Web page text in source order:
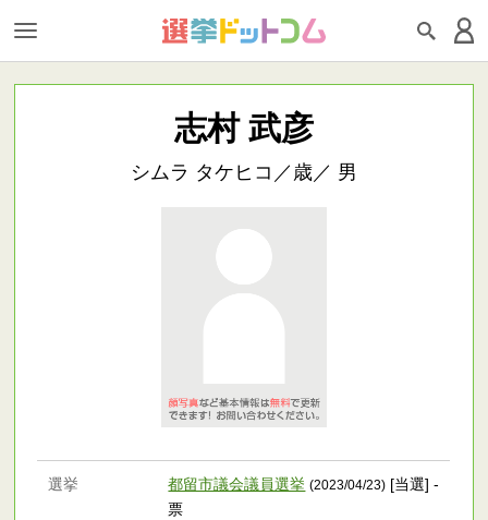
志村 武彦
シムラ タケヒコ／歳／ 男
選挙 都留市議会議員選挙 (2023/04/23) [当選] -
票